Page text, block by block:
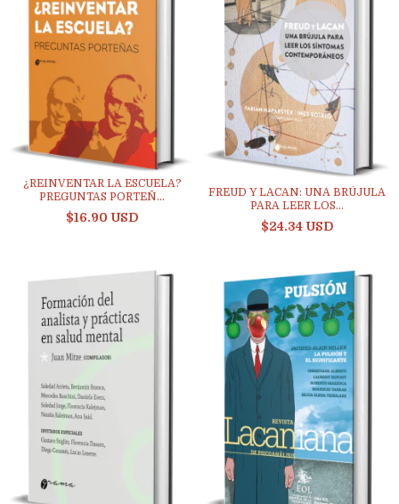
¿REINVENTAR LA ESCUELA?
PREGUNTAS PORTEÑ...
$16.90 USD
FREUD Y LACAN: UNA BRÚJULA
PARA LEER LOS...
$24.34 USD